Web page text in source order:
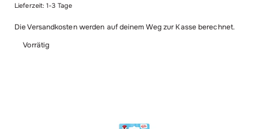
Lieferzeit:1-3 Tage
Die Versandkosten werden auf deinem Weg zur Kasse berechnet.
Vorrätig